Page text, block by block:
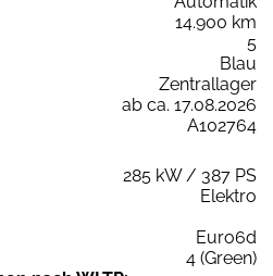
14.900 km
5
Blau
Zentrallager
ab ca. 17.08.2026
A102764
285 kW / 387 PS
Elektro
Euro6d
4 (Green)